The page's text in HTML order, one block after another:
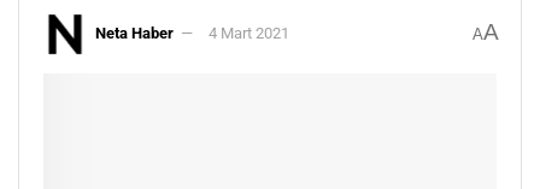
Neta Haber 4 Mart 2021 AA